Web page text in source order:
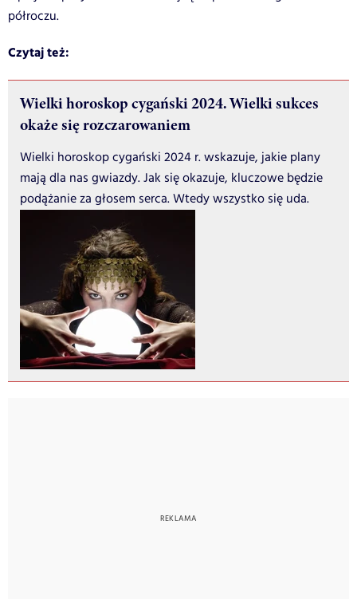
półroczu.
Czytaj też:
Wielki horoskop cygański 2024. Wielki sukces
okaże się rozczarowaniem
Wielki horoskop cygański 2024 r. wskazuje, jakie plany
mają dla nas gwiazdy. Jak się okazuje, kluczowe będzie
podążanie za głosem serca. Wtedy wszystko się uda.